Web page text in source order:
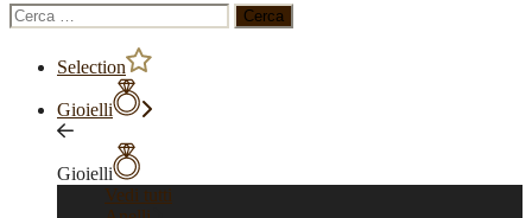
Ricerca
per:
Selection
Gioielli
Gioielli
Vedi tutti